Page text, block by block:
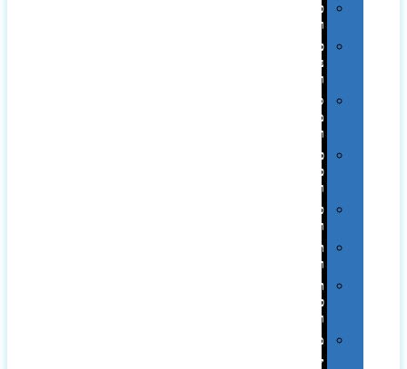
טכנולוגיה
וגאדג'טים
פנאי,
נופש
ונסיעות
סביבת
משרד
ופרימיום
כלים,
פנסים
ורכב
טקסטיל
וחורף
תיקים
ומזוודות
תערוכות,
כנסים
ועוד…
מטבח
,חגים